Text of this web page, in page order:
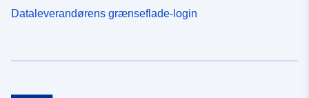
Dataleverandørens grænseflade-login